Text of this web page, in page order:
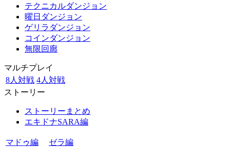
テクニカルダンジョン
曜日ダンジョン
ゲリラダンジョン
コインダンジョン
無限回廊
マルチプレイ
8人対戦 4人対戦
ストーリー
ストーリーまとめ
エキドナSARA編
マドゥ編
ゼラ編